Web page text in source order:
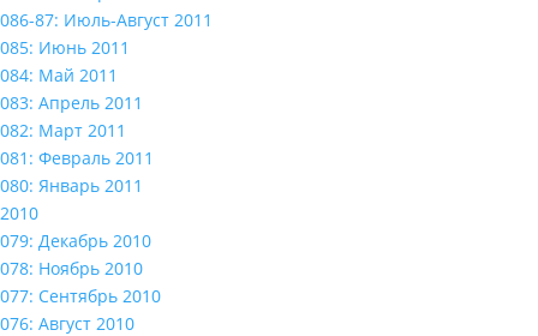
086-87: Июль-Август 2011
085: Июнь 2011
084: Май 2011
083: Апрель 2011
082: Март 2011
081: Февраль 2011
080: Январь 2011
2010
079: Декабрь 2010
078: Ноябрь 2010
077: Сентябрь 2010
076: Август 2010